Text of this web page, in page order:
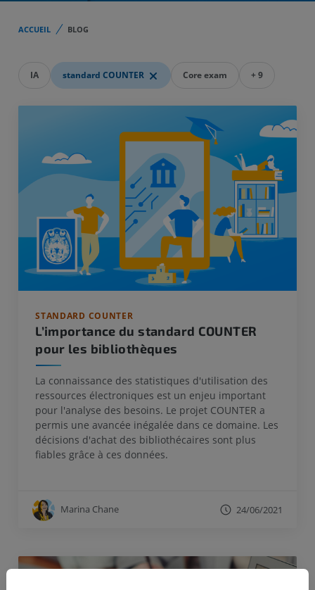
ACCUEIL BLOG
IA standard COUNTER Core exam + 9
STANDARD COUNTER
L’importance du standard COUNTER
pour les bibliothèques
La connaissance des statistiques d'utilisation des
ressources électroniques est un enjeu important
pour l'analyse des besoins. Le projet COUNTER a
permis une avancée inégalée dans ce domaine. Les
décisions d'achat des bibliothécaires sont plus
fiables grâce à ces données.
Marina Chane 24/06/2021